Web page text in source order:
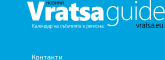
Контакти